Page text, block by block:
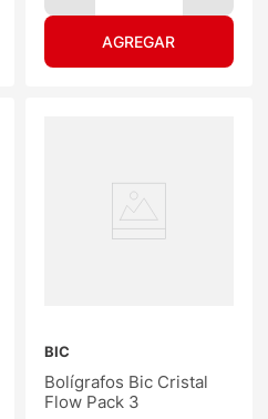
BIC
Bolígrafos Bic Cristal
Flow Pack 3